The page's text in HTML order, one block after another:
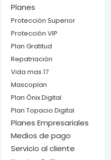
Planes
Protección Superior
Protección VIP
Plan Gratitud
Repatriación
Vida mas 17
Mascoplan
Plan Ónix Digital
Plan Topacio Digital
Planes Empresariales
Medios de pago
Servicio al cliente